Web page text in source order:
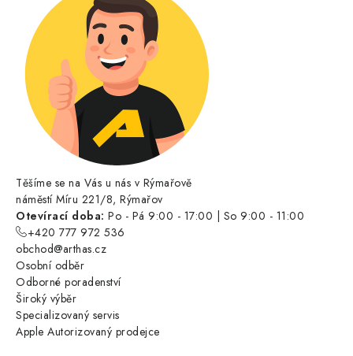
Těšíme se na Vás u nás v Rýmařově
náměstí Míru 221/8, Rýmařov
Otevírací doba: Po - Pá 9:00 - 17:00 | So 9:00 - 11:00
+420 777 972 536
obchod@arthas.cz
Osobní odběr
Odborné poradenství
Široký výběr
Specializovaný servis
Apple Autorizovaný prodejce